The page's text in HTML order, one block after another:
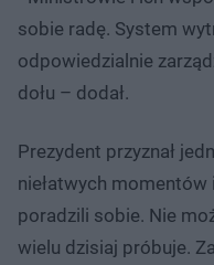
sobie radę. System
odpowiedzialnie
dołu – dodał.
Prezydent przyznał
niełatwych
poradzili sobie. Nie
wielu dzisiaj próbuje.